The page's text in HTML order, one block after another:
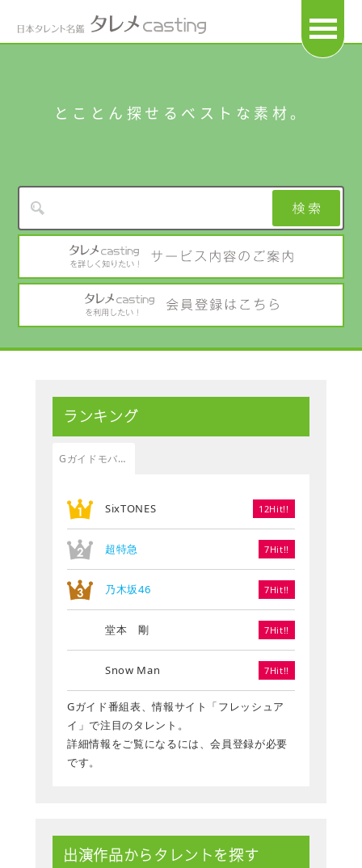
とことん探せるベストな素材。
ランキング
Gガイドモバイル
SixTONES 12Hit!!
超特急 7Hit!!
乃木坂46 7Hit!!
堂本 剛 7Hit!!
Snow Man 7Hit!!
Gガイド番組表、情報サイト「フレッシュア
イ」で注目のタレント。
詳細情報をご覧になるには、会員登録が必要
です。
出演作品からタレントを探す